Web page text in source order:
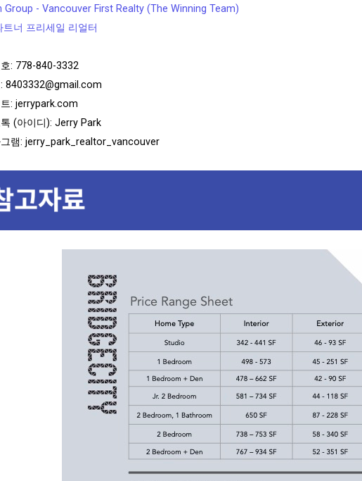
Group - Vancouver First Realty (The Winning Team)
트너 프리세일 리얼터
: 778-840-3332
8403332@gmail.com
: jerrypark.com
(아이디): Jerry Park
램: jerry_park_realtor_vancouver